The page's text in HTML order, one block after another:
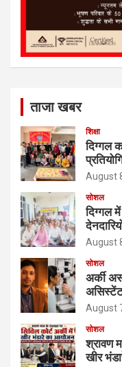
ताजा खबर
शिक्षा
दिग्गल
August
सोशल
दिग्गल
August
सोशल
अर्की
असिस्टेंट
August
सोशल
श्रावण
खीर